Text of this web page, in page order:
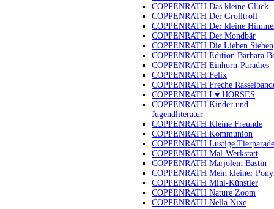
COPPENRATH Das kleine Glück
COPPENRATH Der Grolltroll
COPPENRATH Der kleine
COPPENRATH Der Mondbär
COPPENRATH Die Lieben Sieben
COPPENRATH Edition Barbara
COPPENRATH Einhorn-Paradies
COPPENRATH Felix
COPPENRATH Freche
COPPENRATH I ♥ HORSES
COPPENRATH Kinder und
Jugendliteratur
COPPENRATH Kleine Freunde
COPPENRATH Kommunion
COPPENRATH Lustige Tierparade
COPPENRATH Mal-Werkstatt
COPPENRATH Marjolein Bastin
COPPENRATH Mein kleiner
COPPENRATH Mini-Künstler
COPPENRATH Nature Zoom
COPPENRATH Nella Nixe